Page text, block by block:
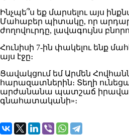
Ինչպե՞ս եք մարսելու այս
Մահաբեր պիտակը, որ
ժողովուրդը, լավագույնս
Հունիսի 7-ին փակելու ենք
այս էջը։
Ցավակցում եմ Արմեն
հարազատներին։ Տեղի
արժանանա պատշաճ
գնահատականի»։